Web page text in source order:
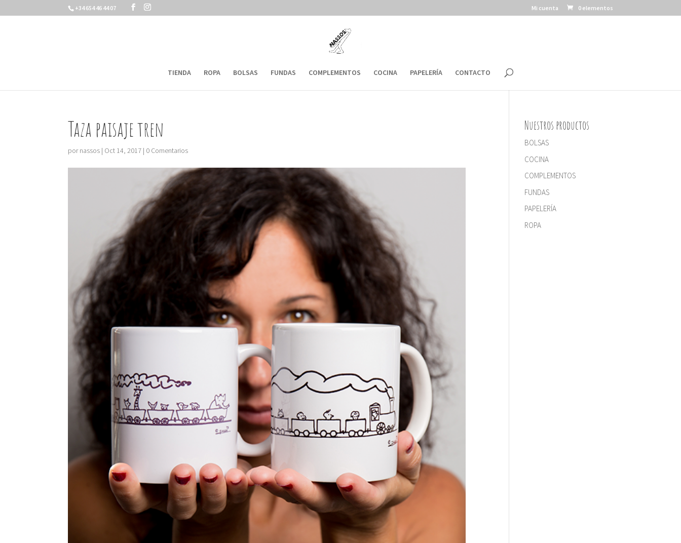
+34 654 46 44 07 Mi cuenta 0 elementos
TIENDA ROPA BOLSAS FUNDAS COMPLEMENTOS COCINA PAPELERÍA CONTACTO
Taza paisaje tren
pornassos | Oct 14, 2017 | 0 Comentarios
Nuestros productos
BOLSAS
COCINA
COMPLEMENTOS
FUNDAS
PAPELERÍA
ROPA